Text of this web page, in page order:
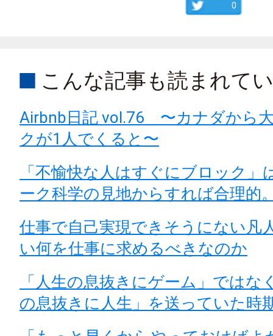
0
こんな記事も読まれて
Airbnb日記 vol.76 〜カナダから
クが1人でくると〜
「不愉快な人はすぐにブロック」
ーク科学の見地からすれば合理的
仕事で自己実現できそうにない凡
い何を仕事に求めるべきなのか
「人生の息抜きにゲーム」ではな
の息抜きに人生」を送っていた時